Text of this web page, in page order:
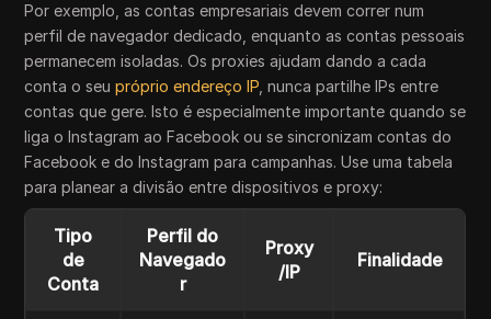
Por exemplo, as contas empresariais devem correr num
perfil de navegador dedicado, enquanto as contas pessoais
permanecem isoladas. Os proxies ajudam dando a cada
conta o seupróprio endereço IP , nunca partilhe IPs entre
contas que gere. Isto é especialmente importante quando se
liga o Instagram ao Facebook ou se sincronizam contas do
Facebook e do Instagram para campanhas. Use uma tabela
para planear a divisão entre dispositivos e proxy:
Tipo
de
Conta
Perfil do
Navegado
r
Proxy
/IP
Finalidade